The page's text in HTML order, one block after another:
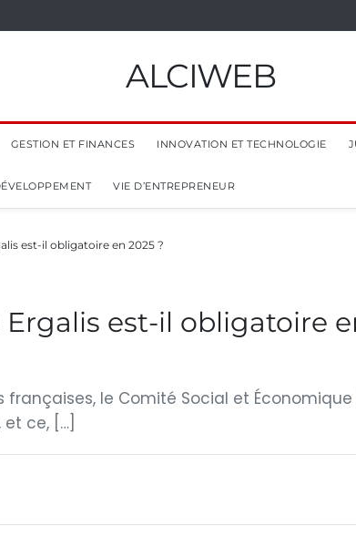
ALCIWEB
GESTION ET FINANCES INNOVATION ET TECHNOLOGIE
VIE D’ENTREPRENEUR
est-il obligatoire en 2025 ?
est-il obligatoire
le Comité Social et Économique
ce, […]